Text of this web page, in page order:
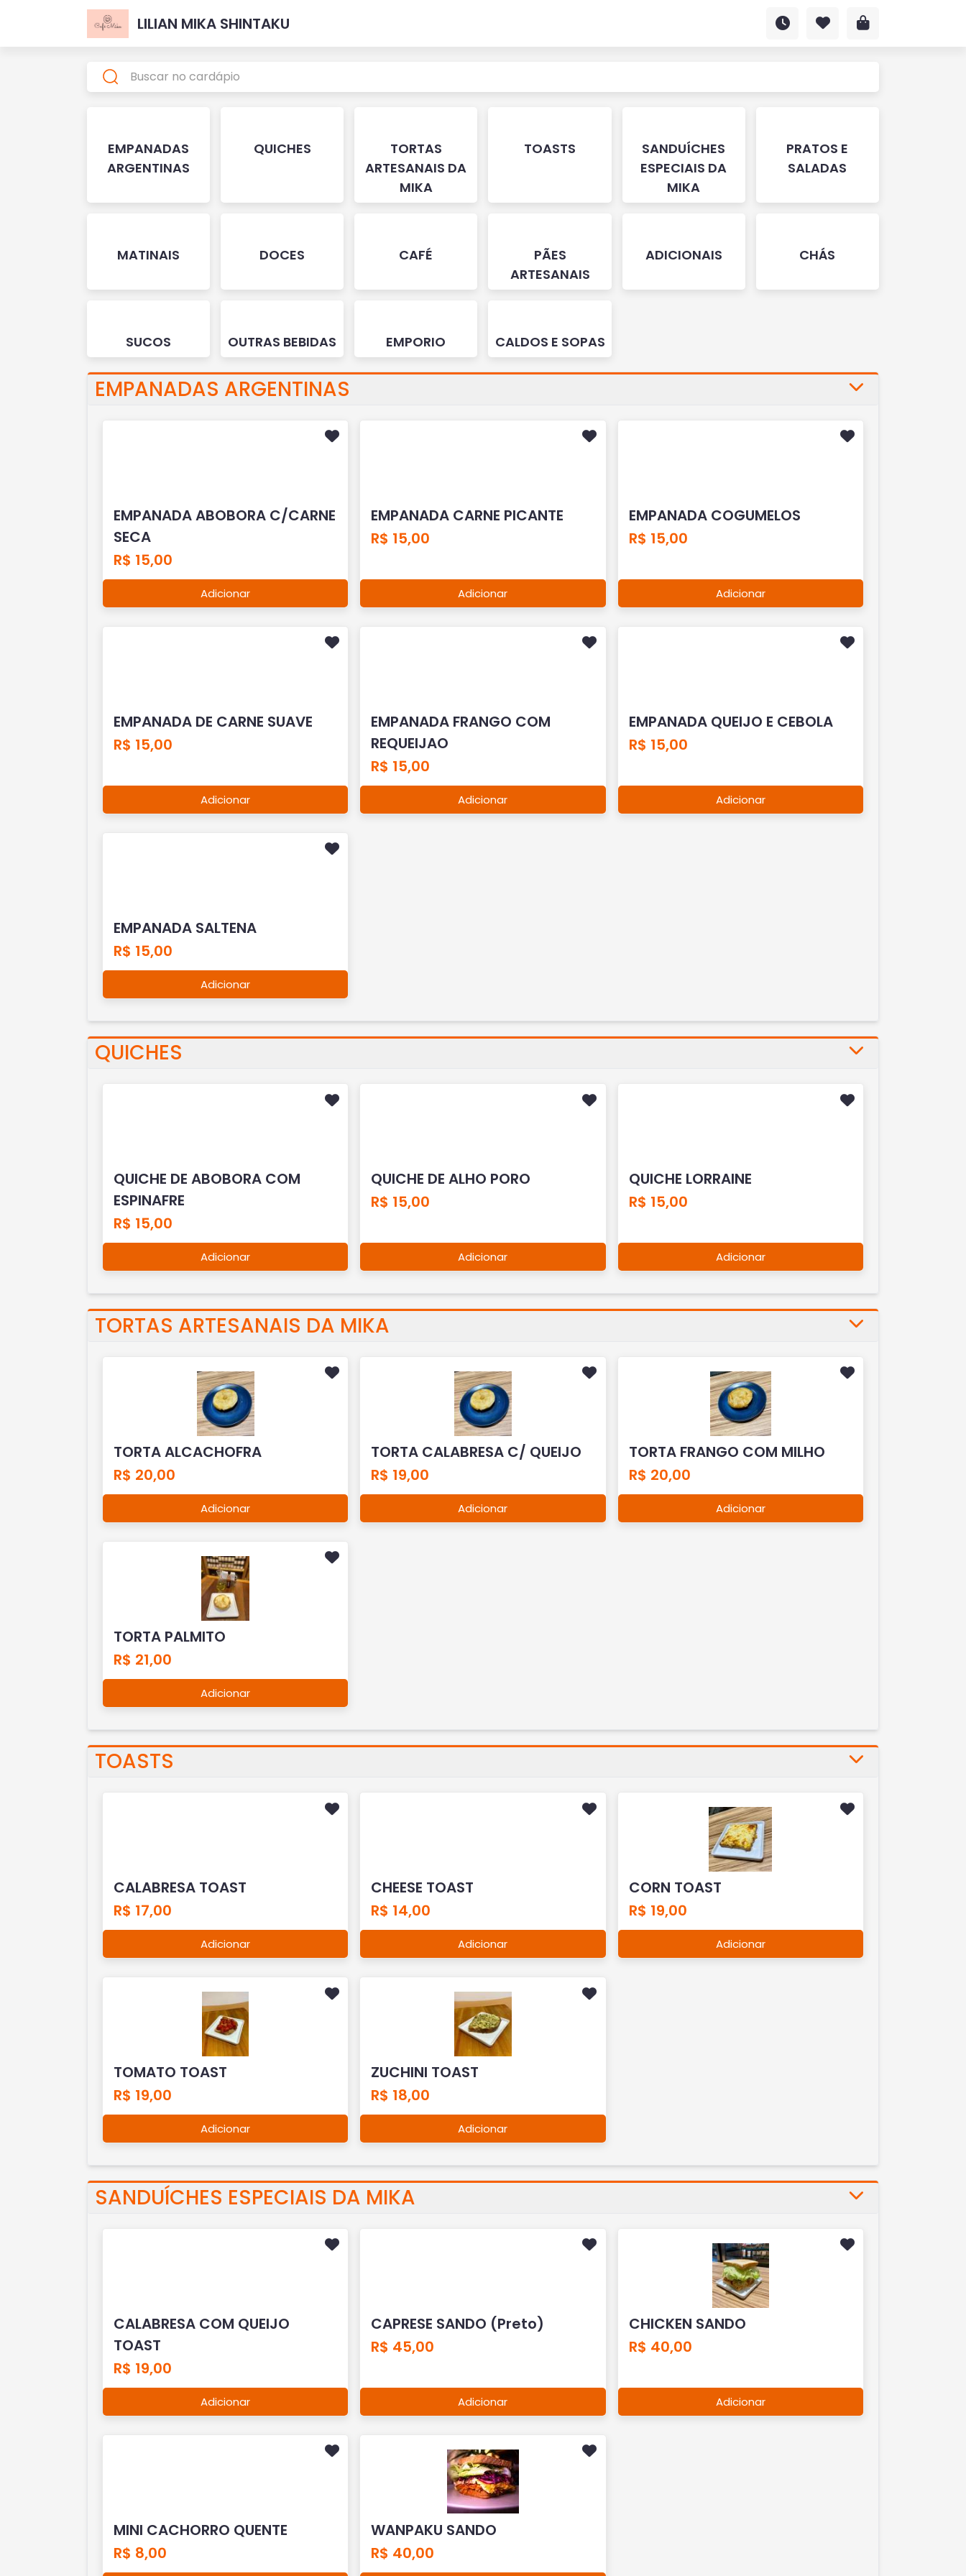
LILIAN MIKA SHINTAKU
EMPANADAS
ARGENTINAS
QUICHES
TORTAS
ARTESANAIS DA
MIKA
TOASTS
SANDUÍCHES
ESPECIAIS DA
MIKA
PRATOS E
SALADAS
MATINAIS DOCES CAFÉ
PÃES
ARTESANAIS
ADICIONAIS CHÁS
SUCOS OUTRAS BEBIDAS EMPORIO CALDOS E SOPAS
EMPANADAS ARGENTINAS
EMPANADA ABOBORA C/CARNE
SECA
R$ 15,00
Adicionar
EMPANADA CARNE PICANTE
R$ 15,00
Adicionar
EMPANADA COGUMELOS
R$ 15,00
Adicionar
EMPANADA DE CARNE SUAVE
R$ 15,00
Adicionar
EMPANADA FRANGO COM
REQUEIJAO
R$ 15,00
Adicionar
EMPANADA QUEIJO E CEBOLA
R$ 15,00
Adicionar
EMPANADA SALTENA
R$ 15,00
Adicionar
QUICHES
QUICHE DE ABOBORA COM
ESPINAFRE
R$ 15,00
Adicionar
QUICHE DE ALHO PORO
R$ 15,00
Adicionar
QUICHE LORRAINE
R$ 15,00
Adicionar
TORTAS ARTESANAIS DA MIKA
TORTA ALCACHOFRA
R$ 20,00
Adicionar
TORTA CALABRESA C/ QUEIJO
R$ 19,00
Adicionar
TORTA FRANGO COM MILHO
R$ 20,00
Adicionar
TORTA PALMITO
R$ 21,00
Adicionar
TOASTS
CALABRESA TOAST
R$ 17,00
Adicionar
CHEESE TOAST
R$ 14,00
Adicionar
CORN TOAST
R$ 19,00
Adicionar
TOMATO TOAST
R$ 19,00
Adicionar
ZUCHINI TOAST
R$ 18,00
Adicionar
SANDUÍCHES ESPECIAIS DA MIKA
CALABRESA COM QUEIJO
TOAST
R$ 19,00
Adicionar
CAPRESE SANDO (Preto)
R$ 45,00
Adicionar
CHICKEN SANDO
R$ 40,00
Adicionar
MINI CACHORRO QUENTE
R$ 8,00
WANPAKU SANDO
R$ 40,00